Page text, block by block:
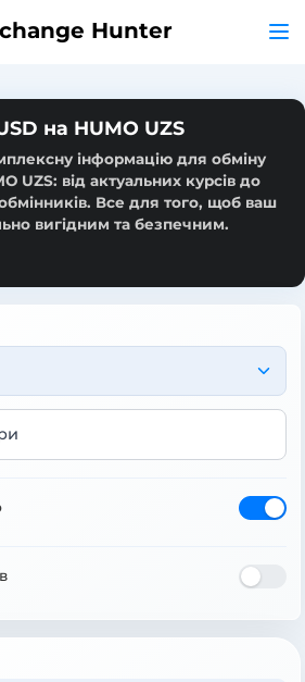
Hunter
на HUMO UZS
інформацію для обміну
UZS: від актуальних курсів до
Все для того, щоб ваш
вигідним та безпечним.